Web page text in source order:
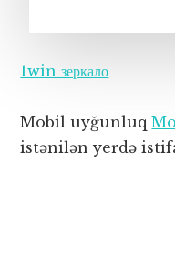
1win зеркало
Mobil uyğunluq
istənilən yerdə